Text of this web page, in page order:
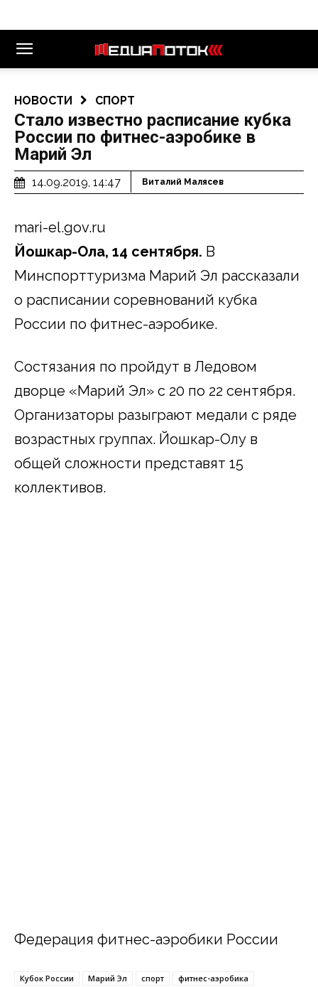
НОВОСТИ СПОРТ
Стало известно расписание кубка
России по фитнес-аэробике в
Марий Эл
14.09.2019, 14:47 Виталий Малясев
mari-el.gov.ru
Йошкар-Ола, 14 сентября. В
Минспорттуризма Марий Эл рассказали
о расписании соревнований кубка
России по фитнес-аэробике.
Состязания по пройдут в Ледовом
дворце «Марий Эл» с 20 по 22 сентября.
Организаторы разыграют медали с ряде
возрастных группах. Йошкар-Олу в
общей сложности представят 15
коллективов.
Федерация фитнес-аэробики России
Кубок России Марий Эл спорт фитнес-аэробика